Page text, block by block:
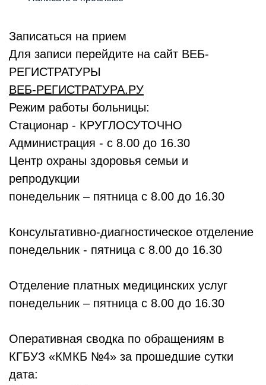
Записаться на прием
Для записи перейдите на сайт ВЕБ-
РЕГИСТРАТУРЫ
ВЕБ-РЕГИСТРАТУРА.РУ
Режим работы больницы:
Стационар - КРУГЛОСУТОЧНО
Администрация - с 8.00 до 16.30
Центр охраны здоровья семьи и
репродукции
понедельник – пятница с 8.00 до 16.30
Консультативно-диагностическое отделение
понедельник - пятница с 8.00 до 16.30
Отделение платных медицинских услуг
понедельник – пятница с 8.00 до 16.30
Оперативная сводка по обращениям в
КГБУЗ «КМКБ №4» за прошедшие сутки
дата: